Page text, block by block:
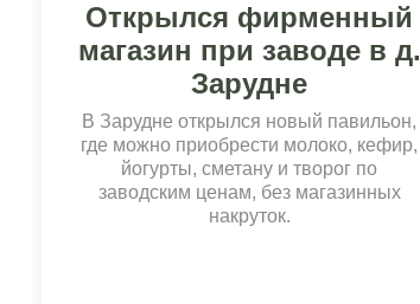
Открылся фирменный
магазин при заводе в д.
Зарудне
В Зарудне открылся новый павильон,
где можно приобрести молоко, кефир,
йогурты, сметану и творог по
заводским ценам, без магазинных
накруток.